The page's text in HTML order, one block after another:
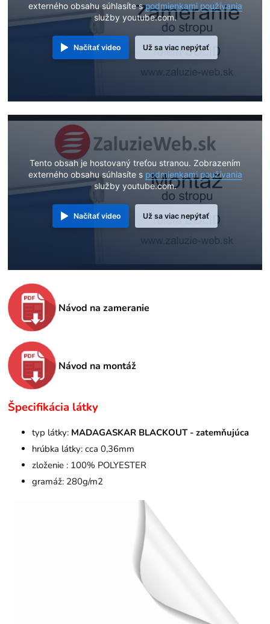
externého obsahu súhlasíte spodmienkami používania
služby youtube.com.
Načítať video Už sa viac nepýtať
Tento obsah je hostovaný treťou stranou. Zobrazením
externého obsahu súhlasíte s podmienkami používania
služby youtube.com.
Načítať video Už sa viac nepýtať
Návod na zameranie
Návod na montáž
Špecifikácia látky
typ látky: MADAGASKAR BLACKOUT - zatemňujúca
hrúbka látky: cca 0,36mm
zloženie : 100% POLYESTER
gramáž: 280g/m2